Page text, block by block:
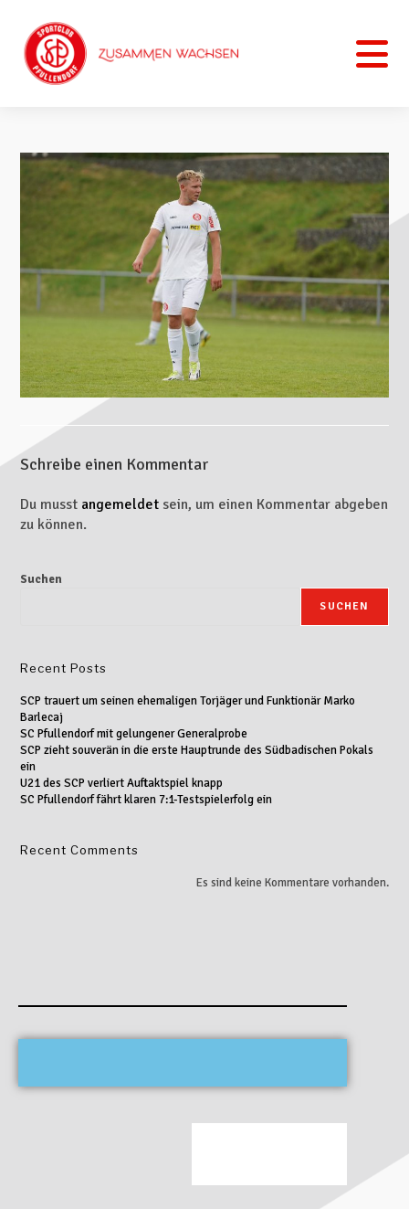
Schreibe einen Kommentar
Du musst angemeldet sein, um einen Kommentar abgeben
zu können.
Suchen
SUCHEN
Recent Posts
SCP trauert um seinen ehemaligen Torjäger und Funktionär Marko
Barlecaj
SC Pfullendorf mit gelungener Generalprobe
SCP zieht souverän in die erste Hauptrunde des Südbadischen Pokals
ein
U21 des SCP verliert Auftaktspiel knapp
SC Pfullendorf fährt klaren 7:1-Testspielerfolg ein
Recent Comments
Es sind keine Kommentare vorhanden.